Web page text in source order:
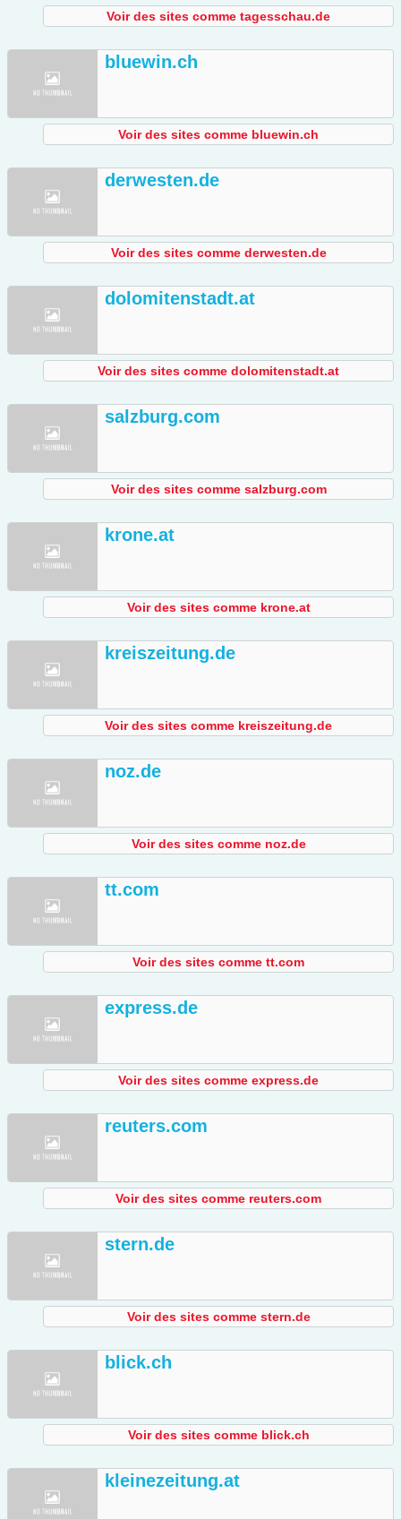
Voir des sites comme tagesschau.de
bluewin.ch
Voir des sites comme bluewin.ch
derwesten.de
Voir des sites comme derwesten.de
dolomitenstadt.at
Voir des sites comme dolomitenstadt.at
salzburg.com
Voir des sites comme salzburg.com
krone.at
Voir des sites comme krone.at
kreiszeitung.de
Voir des sites comme kreiszeitung.de
noz.de
Voir des sites comme noz.de
tt.com
Voir des sites comme tt.com
express.de
Voir des sites comme express.de
reuters.com
Voir des sites comme reuters.com
stern.de
Voir des sites comme stern.de
blick.ch
Voir des sites comme blick.ch
kleinezeitung.at